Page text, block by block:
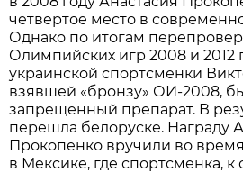
четвертое место в
Однако по итогам
Олимпийских игр 2008 и 2012
украинской спортсменки
взявшей «бронзу» ОИ-2008,
запрещенный препарат. В
перешла белоруске. Награду
Прокопенко вручили во
в Мексике, где спортсменка, к